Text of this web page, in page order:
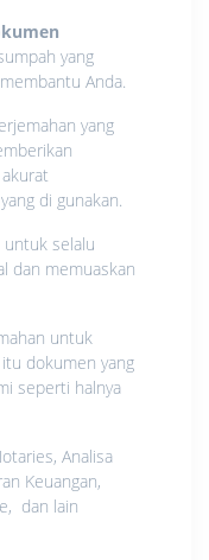
yang
Anda.
yang
di gunakan.
selalu
dan memuaskan
untuk
dokumen yang
seperti halnya
Analisa
Keuangan,
dan lain